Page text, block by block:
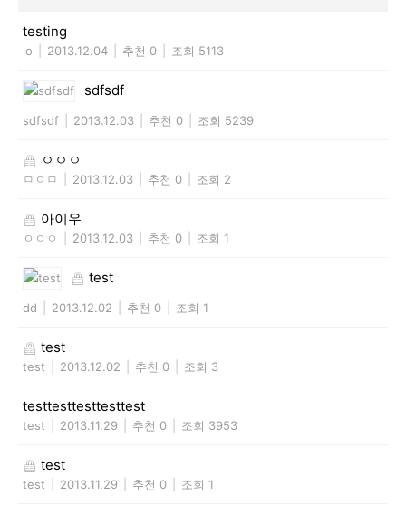
testing
lo 2013.12.04 추천 0 조회 5113
sdfsdf
sdfsdf 2013.12.03 추천 0 조회 5239
ㅇㅇㅇ
ㅁㅇㅁ 2013.12.03 추천 0 조회 2
아이우
ㅇㅇㅇ 2013.12.03 추천 0 조회 1
test
dd 2013.12.02 추천 0 조회 1
test
test 2013.12.02 추천 0 조회 3
testtesttesttesttest
test 2013.11.29 추천 0 조회 3953
test
test 2013.11.29 추천 0 조회 1